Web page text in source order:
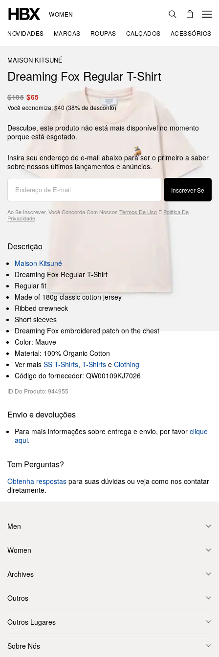
WOMEN
NOVIDADES MARCAS ROUPAS CALÇADOS ACESSÓRIOS
MAISON KITSUNÉ
Dreaming Fox Regular T-Shirt
$105 $65
Você economiza: $40 (38% de desconto)
Desculpe, este produto não está mais disponível no momento
porque está esgotado.
Insira seu endereço de e-mail abaixo para ser o primeiro a saber
sobre nossos últimos lançamentos e anúncios.
Inscrever-Se
Ao Se Inscrever, Você Concorda Com Nossos Termos De Uso E Política De
Privacidade
Descrição
Maison Kitsuné
Dreaming Fox Regular T-Shirt
Regular fit
Made of 180g classic cotton jersey
Ribbed crewneck
Short sleeves
Dreaming Fox embroidered patch on the chest
Color: Mauve
Material: 100% Organic Cotton
Ver mais SS T-Shirts, T-Shirts e Clothing
Código do fornecedor: QW00109KJ7026
ID Do Produto: 944955
Envio e devoluções
Para mais informações sobre entrega e envio, por favor clique
aqui.
Tem Perguntas?
Obtenha respostas para suas dúvidas ou veja como nos contatar
diretamente.
Men
Women
Archives
Outros
Outros Lugares
Sobre Nós